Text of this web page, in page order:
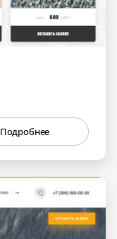
Подробнее